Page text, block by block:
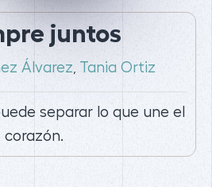
juntos
Álvarez Tania Ortiz
separar lo que une el
corazón.